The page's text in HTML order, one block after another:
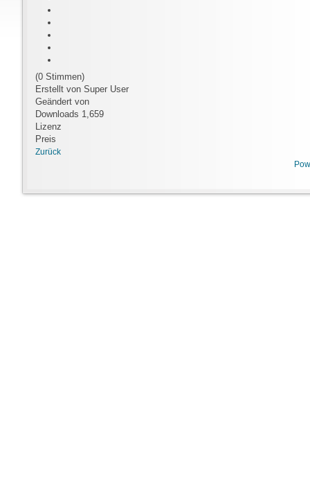
(0 Stimmen)
Erstellt von Super User
Geändert von
Downloads 1,659
Lizenz
Preis
Zurück